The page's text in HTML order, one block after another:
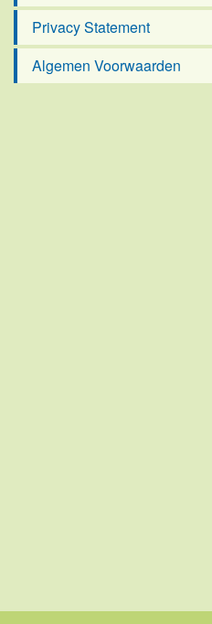
Privacy Statement
Algemen Voorwaarden